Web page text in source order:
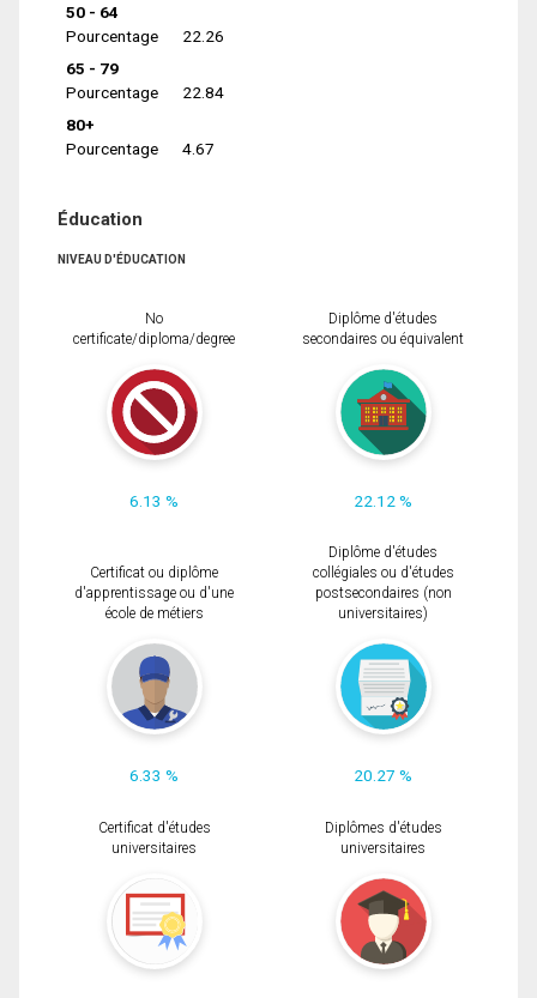
50 - 64
Pourcentage
22.26
65 - 79
Pourcentage
22.84
80+
Pourcentage
4.67
Éducation
NIVEAU D'ÉDUCATION
No
certificate/diploma/degree
6.13 %
Diplôme d'études
secondaires ou équivalent
22.12 %
Certificat ou diplôme
d'apprentissage ou d'une
école de métiers
6.33 %
Diplôme d'études
collégiales ou d'études
postsecondaires (non
universitaires)
20.27 %
Certificat d'études
universitaires
Diplômes d'études
universitaires